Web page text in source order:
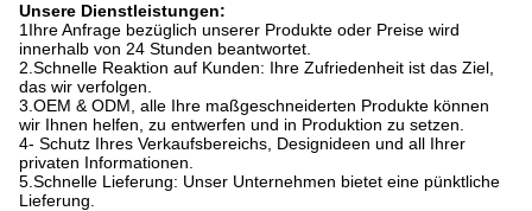
Unsere Dienstleistungen:
1Ihre Anfrage bezüglich unserer Produkte oder Preise wird
innerhalb von 24 Stunden beantwortet.
2.Schnelle Reaktion auf Kunden: Ihre Zufriedenheit ist das Ziel,
das wir verfolgen.
3.OEM & ODM, alle Ihre maßgeschneiderten Produkte können
wir Ihnen helfen, zu entwerfen und in Produktion zu setzen.
4- Schutz Ihres Verkaufsbereichs, Designideen und all Ihrer
privaten Informationen.
5.Schnelle Lieferung: Unser Unternehmen bietet eine pünktliche
Lieferung.